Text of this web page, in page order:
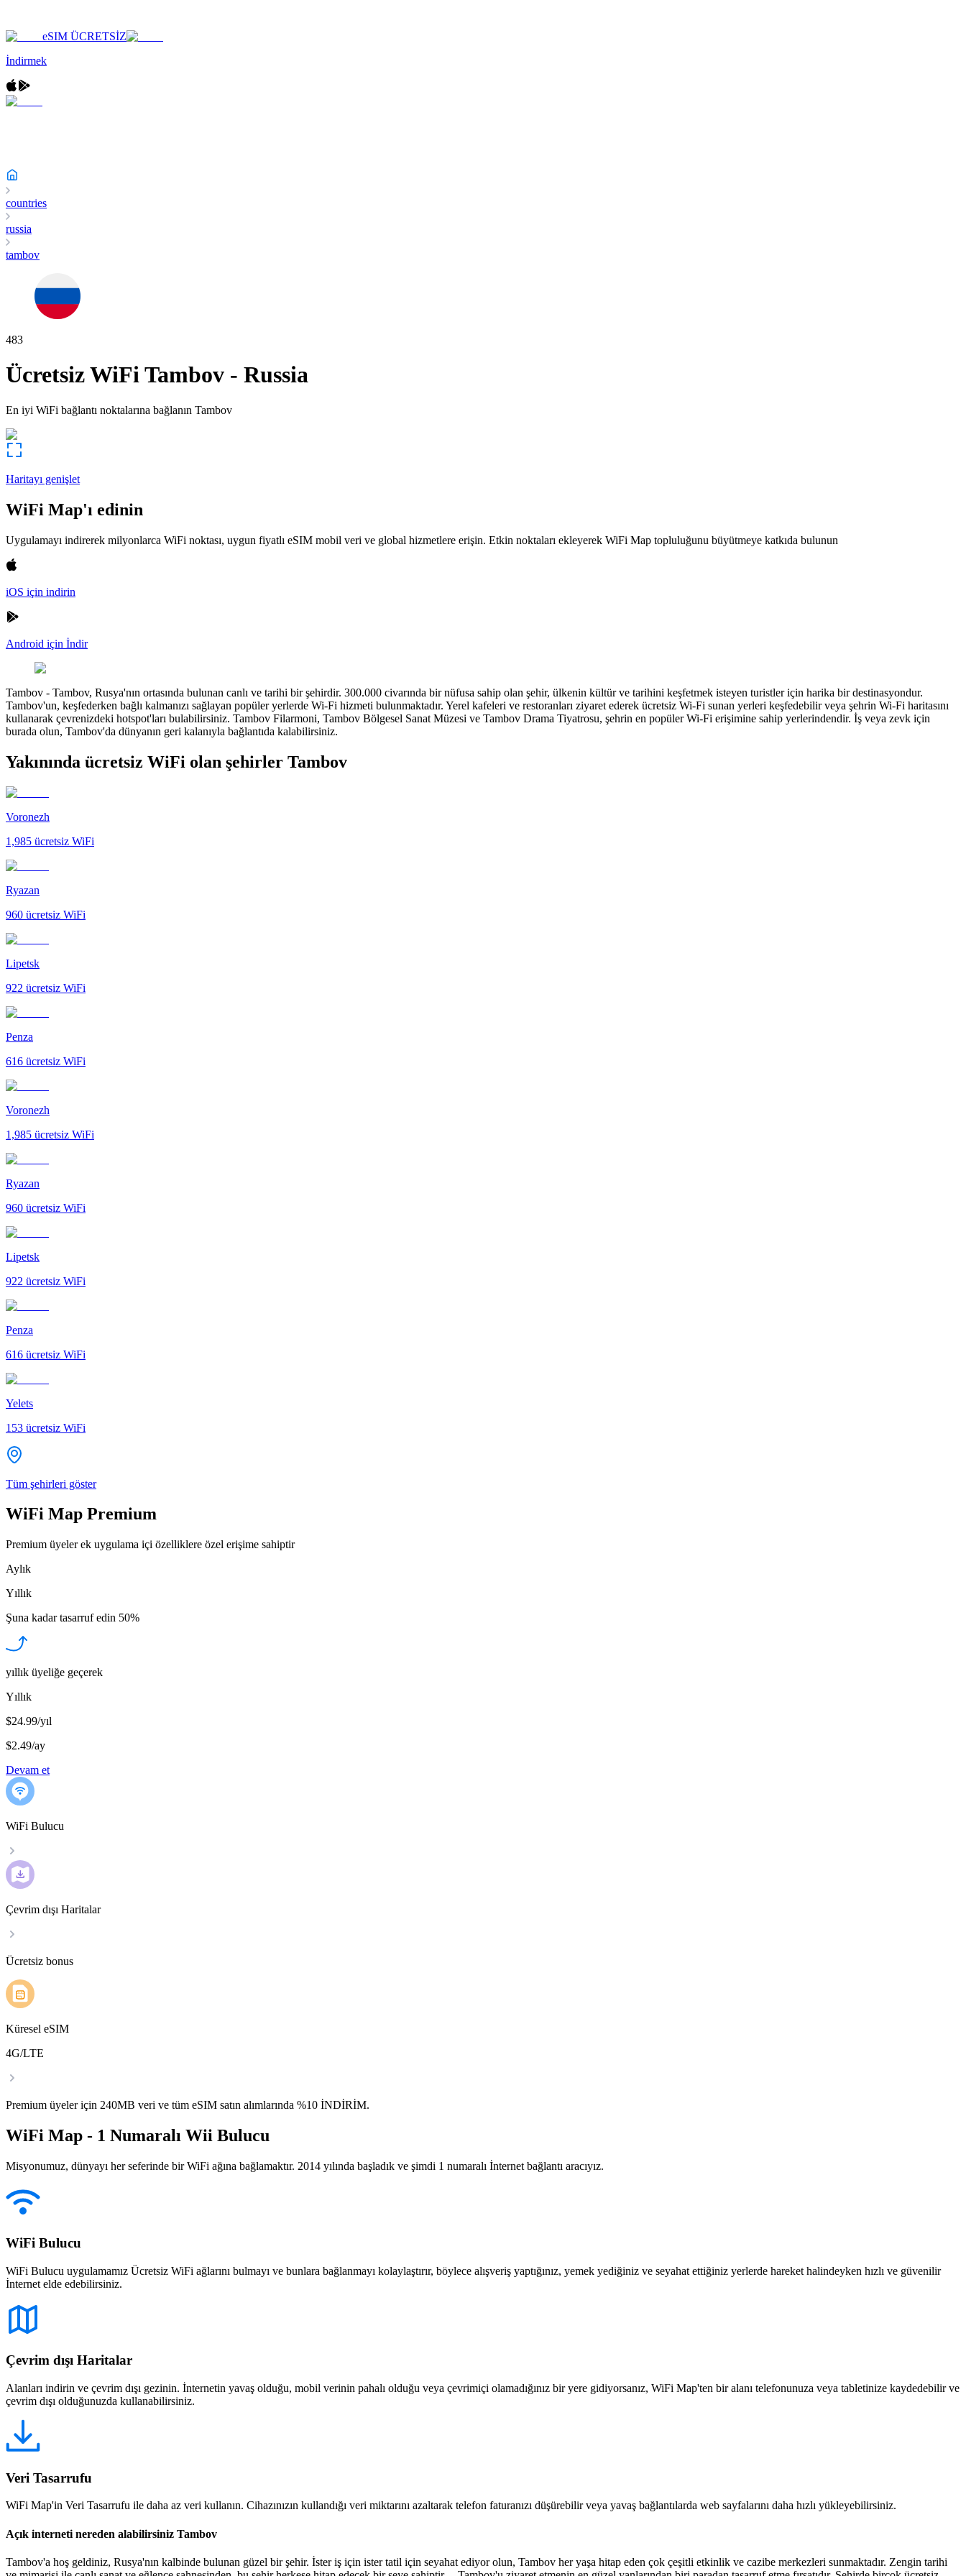
eSIM ÜCRETSİZ
İndirmek
countries
russia
tambov
483
Ücretsiz WiFiTambov - Russia
En iyi WiFi bağlantı noktalarına bağlanın Tambov
Haritayı genişlet
WiFi Map'ı edinin
Uygulamayı indirerek milyonlarca WiFi noktası, uygun fiyatlı eSIM mobil veri ve global hizmetlere erişin. Etkin noktaları ekleyerek WiFi Map topluluğunu büyütmeye katkıda bulunun
iOS için indirin
Android için İndir
Tambov - Tambov, Rusya'nın ortasında bulunan canlı ve tarihi bir şehirdir. 300.000 civarında bir nüfusa sahip olan şehir, ülkenin kültür ve tarihini keşfetmek isteyen turistler için harika bir destinasyondur.
Tambov'un, keşfederken bağlı kalmanızı sağlayan popüler yerlerde Wi-Fi hizmeti bulunmaktadır. Yerel kafeleri ve restoranları ziyaret ederek ücretsiz Wi-Fi sunan yerleri keşfedebilir veya şehrin Wi-Fi haritasını
kullanarak çevrenizdeki hotspot'ları bulabilirsiniz. Tambov Filarmoni, Tambov Bölgesel Sanat Müzesi ve Tambov Drama Tiyatrosu, şehrin en popüler Wi-Fi erişimine sahip yerlerindendir. İş veya zevk için
burada olun, Tambov'da dünyanın geri kalanıyla bağlantıda kalabilirsiniz.
Yakınında ücretsiz WiFi olan şehirler Tambov
Voronezh
1,985 ücretsiz WiFi
Ryazan
960 ücretsiz WiFi
Lipetsk
922 ücretsiz WiFi
Penza
616 ücretsiz WiFi
Voronezh
1,985 ücretsiz WiFi
Ryazan
960 ücretsiz WiFi
Lipetsk
922 ücretsiz WiFi
Penza
616 ücretsiz WiFi
Yelets
153 ücretsiz WiFi
Tüm şehirleri göster
WiFi Map Premium
Premium üyeler ek uygulama içi özelliklere özel erişime sahiptir
Aylık
Yıllık
Şuna kadar tasarruf edin 50%
yıllık üyeliğe geçerek
Yıllık
$24.99/yıl
$2.49/ay
Devam et
WiFi Bulucu
Çevrim dışı Haritalar
Ücretsiz bonus
Küresel eSIM
4G/LTE
Premium üyeler için 240MB veri ve tüm eSIM satın alımlarında %10 İNDİRİM.
WiFi Map - 1 Numaralı Wii Bulucu
Misyonumuz, dünyayı her seferinde bir WiFi ağına bağlamaktır. 2014 yılında başladık ve şimdi 1 numaralı İnternet bağlantı aracıyız.
WiFi Bulucu
WiFi Bulucu uygulamamız Ücretsiz WiFi ağlarını bulmayı ve bunlara bağlanmayı kolaylaştırır, böylece alışveriş yaptığınız, yemek yediğiniz ve seyahat ettiğiniz yerlerde hareket halindeyken hızlı ve güvenilir
İnternet elde edebilirsiniz.
Çevrim dışı Haritalar
Alanları indirin ve çevrim dışı gezinin. İnternetin yavaş olduğu, mobil verinin pahalı olduğu veya çevrimiçi olamadığınız bir yere gidiyorsanız, WiFi Map'ten bir alanı telefonunuza veya tabletinize kaydedebilir ve
çevrim dışı olduğunuzda kullanabilirsiniz.
Veri Tasarrufu
WiFi Map'in Veri Tasarrufu ile daha az veri kullanın. Cihazınızın kullandığı veri miktarını azaltarak telefon faturanızı düşürebilir veya yavaş bağlantılarda web sayfalarını daha hızlı yükleyebilirsiniz.
Açık interneti nereden alabilirsiniz Tambov
Tambov'a hoş geldiniz, Rusya'nın kalbinde bulunan güzel bir şehir. İster iş için ister tatil için seyahat ediyor olun, Tambov her yaşa hitap eden çok çeşitli etkinlik ve cazibe merkezleri sunmaktadır. Zengin tarihi